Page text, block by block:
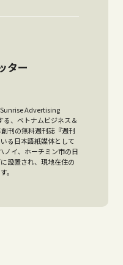
ター
Advertising
、ベトナムビジネス＆
刊の無料週刊誌『週刊
る日本語紙媒体として
ノイ、ホーチミン市の日
設置され、現地在住の
。